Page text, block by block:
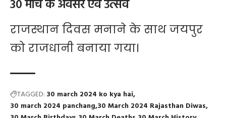
30 मार्च के अवसर एवं उत्सव
राजस्थान दिवस मनाने के साथ जयपुर
को राजधानी बनाया गया।
TAGGED: 30 march 2024 ko kya hai
30 march 2024 panchang 30 March 2024 Rajasthan Diwas